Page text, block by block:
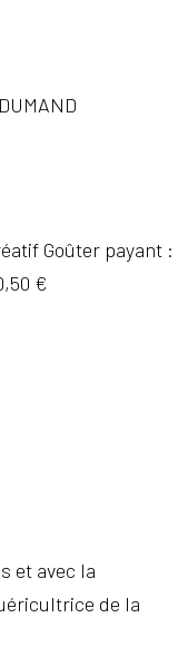
Goûter payant :
€
et avec la
de la